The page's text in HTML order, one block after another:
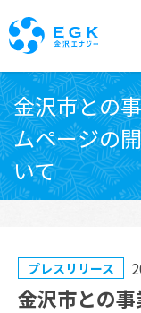
Skip
to
the
content
金沢市との
ムページの
いて
プレスリリース
金沢市との